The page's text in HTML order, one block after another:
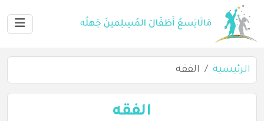
الرئيسية الفقه
الفقه